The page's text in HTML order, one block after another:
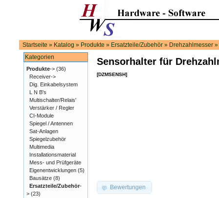
Startseite » Katalog » Produkte » Ersatzteile/Zubehör » Drehzahlmesser
Sensorhalter für
[DZMSENSH]
Bewertungen
Kategorien
Produkte-> (36)
Receiver->
Dig. Einkabelsystem
L N B's
Multischalter/Relais'
Verstärker / Regler
CI-Module
Spiegel / Antennen
Sat-Anlagen
Spiegelzubehör
Multimedia
Installationsmaterial
Mess- und Prüfgeräte
Eigenentwicklungen (5)
Bausätze (8)
Ersatzteile/Zubehör-
> (23)